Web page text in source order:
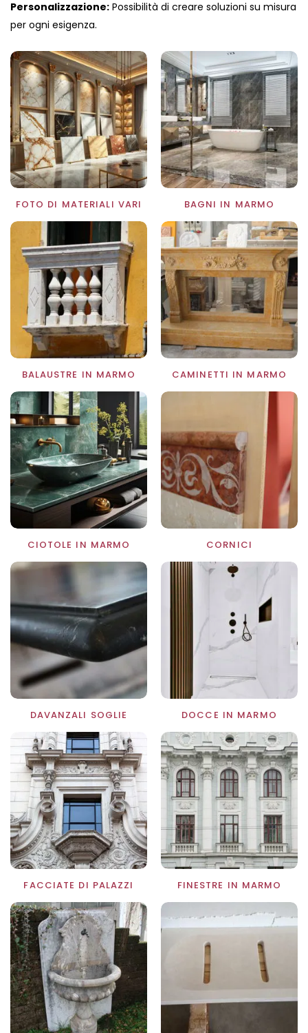
Personalizzazione: Possibilità di creare soluzioni su misura
per ogni esigenza.
FOTO DI MATERIALI VARI BAGNI IN MARMO
BALAUSTRE IN MARMO CAMINETTI IN MARMO
CIOTOLE IN MARMO CORNICI
DAVANZALI SOGLIE DOCCE IN MARMO
FACCIATE DI PALAZZI FINESTRE IN MARMO